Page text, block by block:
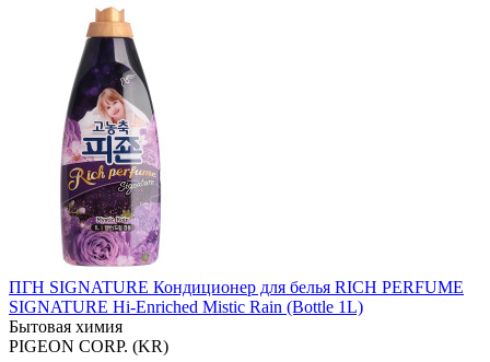
ПГН SIGNATURE Кондиционер для белья RICH PERFUME
SIGNATURE Hi-Enriched Mistic Rain (Bottle 1L)
Бытовая химия
PIGEON CORP. (KR)